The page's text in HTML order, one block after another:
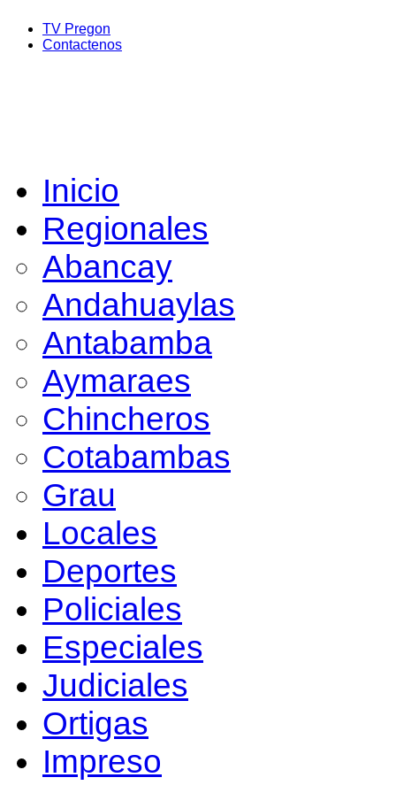
TV Pregon
Contactenos
Inicio
Regionales
Abancay
Andahuaylas
Antabamba
Aymaraes
Chincheros
Cotabambas
Grau
Locales
Deportes
Policiales
Especiales
Judiciales
Ortigas
Impreso